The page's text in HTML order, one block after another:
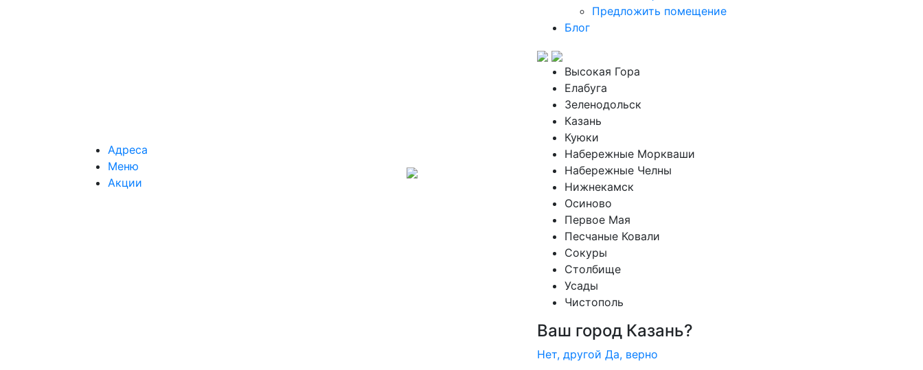
Адреса
Меню
Акции
Предложить помещение
Блог
Высокая Гора
Елабуга
Зеленодольск
Казань
Куюки
Набережные Моркваши
Набережные Челны
Нижнекамск
Осиново
Первое Мая
Песчаные Ковали
Сокуры
Столбище
Усады
Чистополь
Ваш город Казань?
Нет, другой Да, верно